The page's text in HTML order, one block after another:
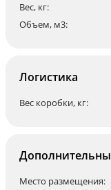
Вес, кг:
Объем, м3:
Логистика
Вес коробки, кг:
Место размещения: